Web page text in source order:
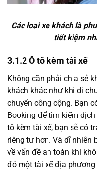
Các loại xe khách là
tiết kiệm
3.1.2 Ô tô kèm tài xế
Không cần phải chia sẻ
khách khác như khi di
chuyển công cộng. Bạn
Booking để tìm kiếm
tô kèm tài xế, bạn sẽ có
riêng tư hơn. Và dĩ nhiên
về vấn đề an toàn khi
đó một tài xế địa phương